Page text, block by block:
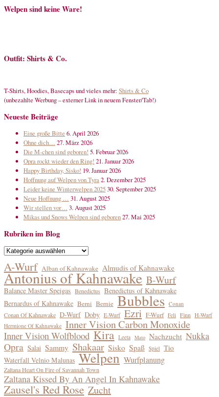
Welpen sind keine Ware!
Outfit: Shirts & Co.
T-Shirts, Hoodies, Basecaps und vieles mehr: Shirts & Co
(unbezahlte Werbung – externer Link in neuem Fenster/Tab!)
Neueste Beiträge
Eine große Bitte 6. April 2026
Ohne dich… 27. März 2026
Die M-chen sind geboren! 5. Februar 2026
Opra rockt wieder den Ring! 21. Januar 2026
Happy Birthday, Sisko! 19. Januar 2026
Hoffnung auf Welpen von Tyra2. Dezember 2025
Leider keine Winterwelpen 202530. September 2025
Neue Hoffnung … 31. August 2025
Wir stellen vor… 3. August 2025
Mikas und Snows Welpen sind geboren27. Mai 2025
Rubriken im Blog
Rubriken
Blog
A-Wurf Alban of Kahnawake Almudis of Kahnawake
Antonius of Kahnawake B-Wurf
Balance Master Speigas Benedictus Benedictus of Kahnawake
Bernardus of Kahnawake Berni Bernie Bubbles Conan
Conan Of Kahnawake D-Wurf Doby E-Wurf Ezri F-Wurf Feli Finn H-Wurf
Hermione Of Kahnawake Inner Vision Carbon Monoxide
Inner Vision Wolfblood Kira Leeta Mato Nachzucht Nukka
Opra Salai Sammy Shakaar Sisko Spaß Spiel Tio
Waterfall Velnio Malunas Welpen Wurfplanung
Zaltana Heart On Fire of Savannah Town
Zaltana Kissed By An Angel In Kahnawake
Zausel's Red Rose Zucht